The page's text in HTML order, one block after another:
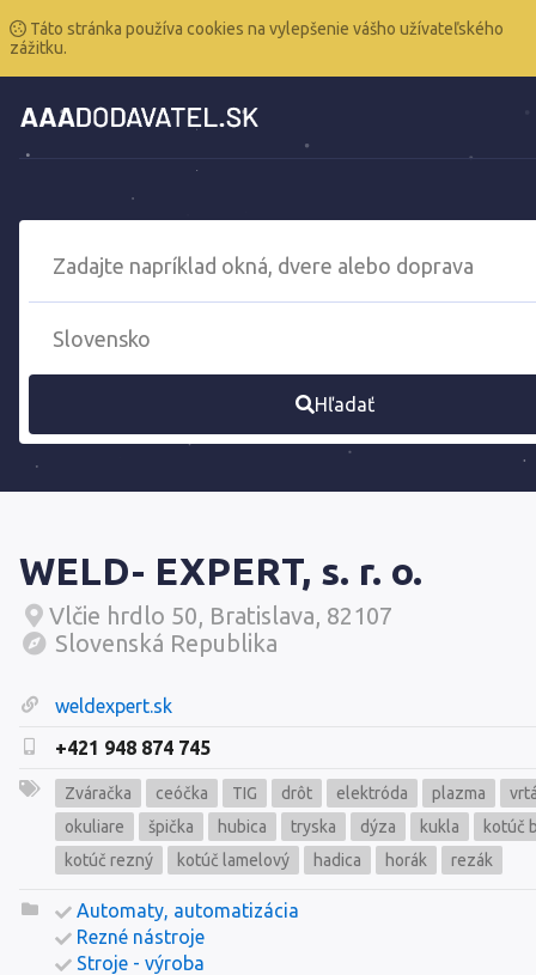
Táto stránka používa cookies na vylepšenie vášho užívateľského
zážitku.
Hľadať
WELD- EXPERT, s. r. o.
Vlčie hrdlo 50, Bratislava, 82107
Slovenská Republika
weldexpert.sk
+421 948 874 745
Zváračka ceóčka TIG drôt elektróda plazma
okuliare
špička hubica tryska dýza kukla
kotúč
kotúč rezný
kotúč lamelový hadica horák rezák
Automaty, automatizácia
Rezné nástroje
Stroje - výroba